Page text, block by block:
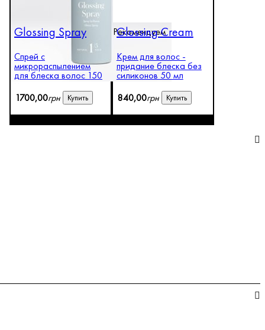
Glossing Spray
Спрей с
микрораспылением
для блеска волос 150
1700,00грн Купить
Рекомендуем
Glossing Cream
Крем для волос -
придание блеска без
силиконов 50 мл
840,00грн Купить